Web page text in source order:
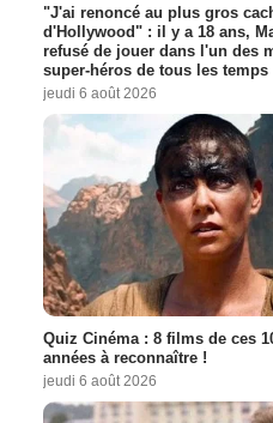
"J'ai renoncé au plus gros
d'Hollywood" : il y a 18 ans,
refusé de jouer dans l'un des
super-héros de tous les temps
jeudi 6 août 2026
Quiz Cinéma : 8 films de ces
années à reconnaître !
jeudi 6 août 2026